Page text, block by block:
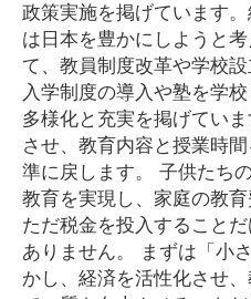
政策実施を掲げています
は日本を豊かにしようと
て、教員制度改革や学校
入学制度の導入や塾を学
多様化と充実を掲げてい
させ、教育内容と授業時
準に戻します。 子供たち
教育を実現し、家庭の教
ただ税金を投入すること
ありません。 まずは「小
かし、経済を活性化させ